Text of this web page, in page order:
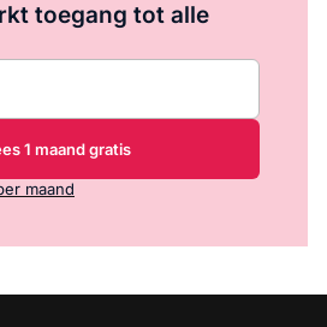
toegang tot alle
1 maand gratis
maand